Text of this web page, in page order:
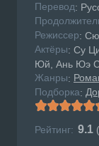
Перевод:
Режисcер:
Актёры: Су
Юй, Ань Юэ
Жанры:
Подборка:
Рейтинг: 9.1 (